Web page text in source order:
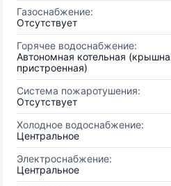
Газоснабжение:
Отсутствует
Горячее водоснабжение:
Автономная котельная
пристроенная)
Система пожаротушения:
Отсутствует
Холодное водоснабжение:
Центральное
Электроснабжение:
Центральное